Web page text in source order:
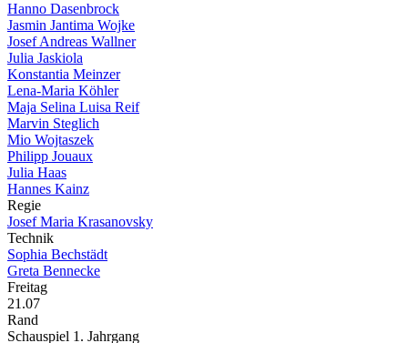
Hanno Dasenbrock
Jasmin Jantima Wojke
Josef Andreas Wallner
Julia Jaskiola
Konstantia Meinzer
Lena-Maria Köhler
Maja Selina Luisa Reif
Marvin Steglich
Mio Wojtaszek
Philipp Jouaux
Julia Haas
Hannes Kainz
Regie
Josef Maria Krasanovsky
Technik
Sophia Bechstädt
Greta Bennecke
Freitag
21.07
Rand
Schauspiel 1. Jahrgang